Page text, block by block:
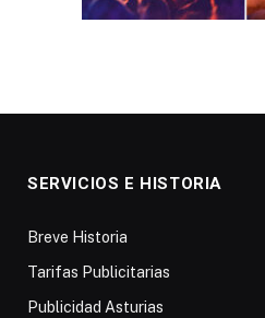
SERVICIOS E HISTORIA
Breve Historia
Tarifas Publicitarias
Publicidad Asturias